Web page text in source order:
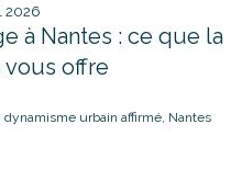
2026
à Nantes : ce que la
offre
dynamisme urbain affirmé, Nantes